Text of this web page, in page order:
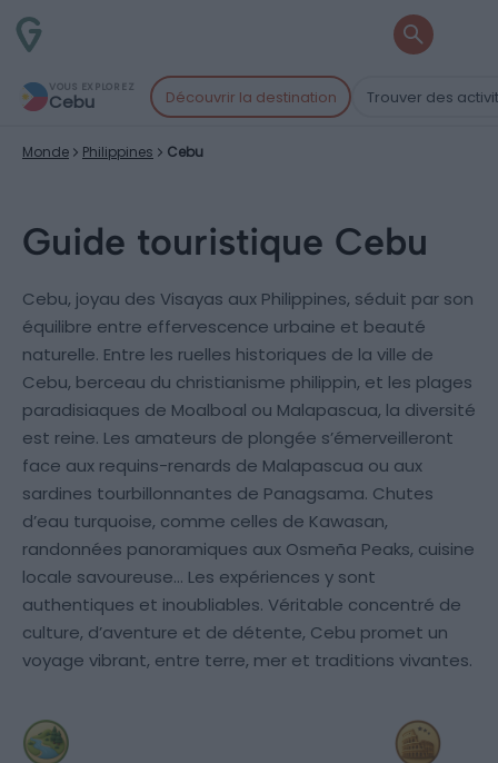
VOUS EXPLOREZ
Cebu Découvrir la destination Trouver des
Monde Philippines Cebu
Guide touristique Cebu
Cebu, joyau des Visayas aux Philippines, séduit par son
équilibre entre effervescence urbaine et beauté
naturelle. Entre les ruelles historiques de la ville de
Cebu, berceau du christianisme philippin, et les plages
paradisiaques de Moalboal ou Malapascua, la diversité
est reine. Les amateurs de plongée s’émerveilleront
face aux requins-renards de Malapascua ou aux
sardines tourbillonnantes de Panagsama. Chutes
d’eau turquoise, comme celles de Kawasan,
randonnées panoramiques aux Osmeña Peaks, cuisine
locale savoureuse… Les expériences y sont
authentiques et inoubliables. Véritable concentré de
culture, d’aventure et de détente, Cebu promet un
voyage vibrant, entre terre, mer et traditions vivantes.